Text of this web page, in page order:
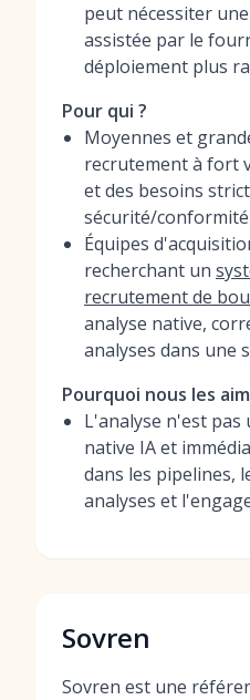
peut nécessiter
assistée par le
déploiement plus
Pour qui ?
Moyennes et
recrutement à fort
et des besoins
sécurité/conformité
Équipes
recherchant un
recrutement de
analyse native,
analyses dans une
Pourquoi nous les
L'analyse n'est pas
native IA et
dans les pipelines,
analyses et
Sovren
Sovren est une